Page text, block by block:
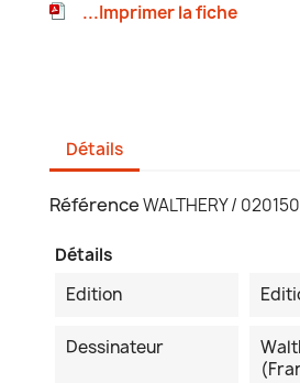
...Imprimer la fiche
Détails
RéférenceWALTHERY /
Détails
Edition
Dessinateur